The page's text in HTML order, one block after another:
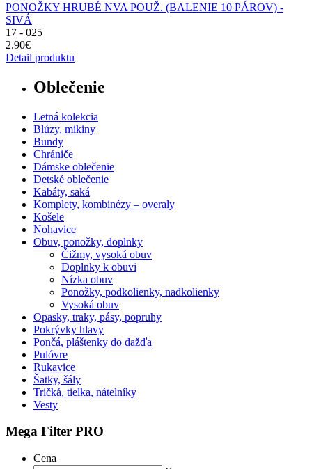
PONOŽKY HRUBÉ NVA POUŽ. (BALENIE 10 PÁROV) -
SIVÁ
17 - 025
2.90€
Detail produktu
Oblečenie
Letná kolekcia
Blúzy, mikiny
Bundy
Chrániče
Dámske oblečenie
Detské oblečenie
Kabáty, saká
Komplety, kombinézy – overaly
Košele
Nohavice
Obuv, ponožky, doplnky
Čižmy, vysoká obuv
Doplnky k obuvi
Nízka obuv
Ponožky, podkolienky, nadkolienky
Vysoká obuv
Opasky, traky, pásy, popruhy
Pokrývky hlavy
Pončá, pláštenky do dažďa
Pulóvre
Rukavice
Šatky, šály
Tričká, tielka, nátelníky
Vesty
Mega Filter PRO
Cena